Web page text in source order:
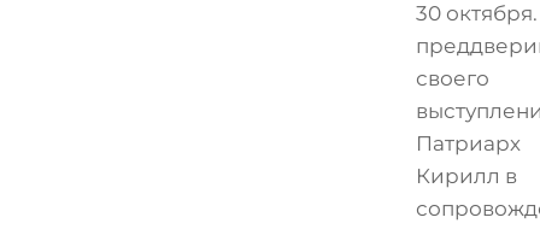
30
своего
Патриарх
Кирилл в